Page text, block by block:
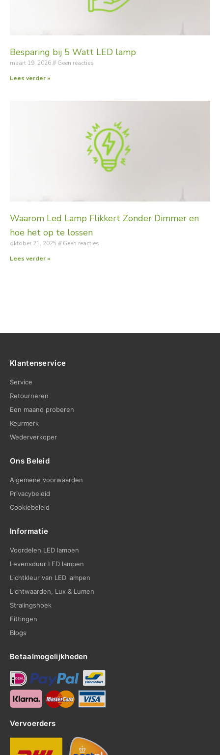
Besparing bij 5 Watt LED lamp
maart 19, 2026
Geen reacties
Lees verder »
Waarom Led Lamp Flikkert Zonder Dimmer en
hoe het op te lossen
oktober 21, 2025
Geen reacties
Lees verder »
Klantenservice
Service
Retourneren
Een maand proberen
Keurmerk
Wederverkoper
Ons Beleid
Algemene voorwaarden
Privacybeleid
Cookiebeleid
Informatie
Voordelen LED lampen
Levensduur LED lampen
Lichtkleur van LED lampen
Lichtwaarden, Lux & Lumen
Stralingshoek
Fittingen
Blogs
Betaalmogelijkheden
Vervoerders